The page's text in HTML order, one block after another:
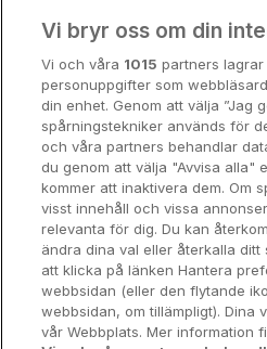
Check
First
Visby •
7.8 Very
☕
Incl
Sold out
Check
Hotellrum
Om
Nya
Vi bryr oss om din
Vi och våra 1015 partners
personuppgifter som
din enhet. Genom att välja ”Jag
spårningstekniker används för
och våra partners behandlar
du genom att välja "Avvisa alla"
kommer att inaktivera dem. Om
visst innehåll och vissa
relevanta för dig. Du kan
ändra dina val eller återkalla
att klicka på länken Hantera
webbsidan (eller den flytande
webbsidan, om tillämpligt). Dina
vår Webbplats. Mer information